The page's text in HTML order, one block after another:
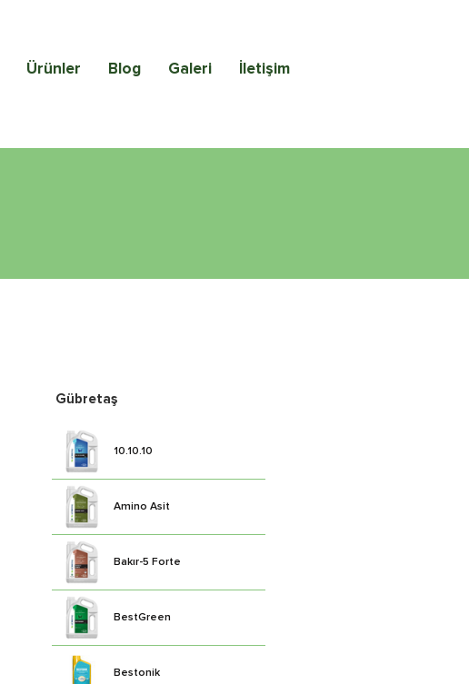
Ürünler Blog Galeri İletişim
Gübretaş
10.10.10
Amino Asit
Bakır-5 Forte
BestGreen
Bestonik